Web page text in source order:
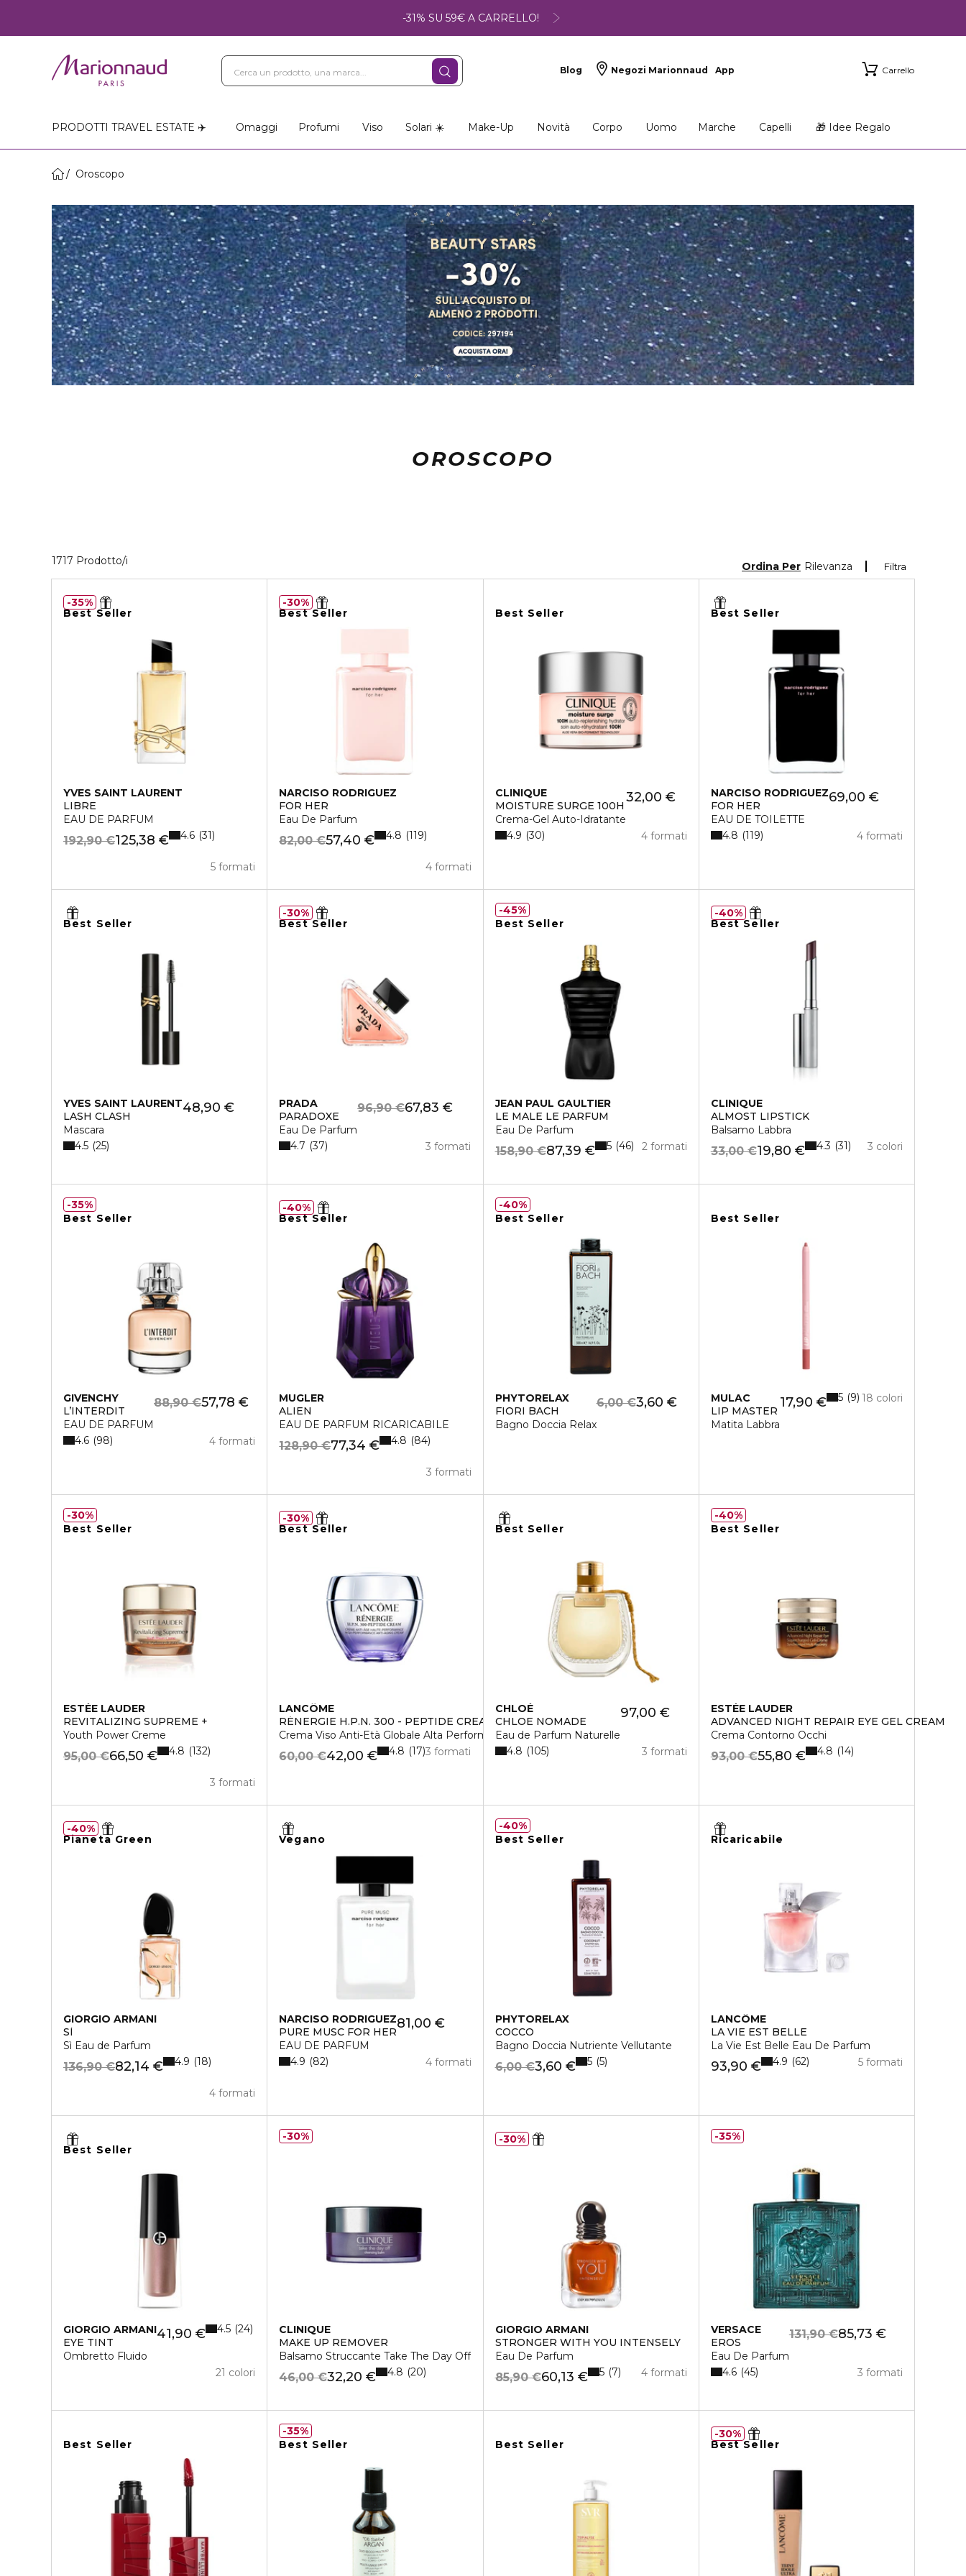
-31% SU 59€ A CARRELLO!
Blog Negozi Marionnaud App Carrello
PRODOTTI TRAVEL ESTATE ✈️
Omaggi Profumi Viso Solari ☀️ Make-Up Novità Corpo Uomo Marche Capelli 🎁 Idee Regalo
Oroscopo
OROSCOPO
1717 Prodotto/i Filtra
Ordina Per Rilevanza
Best Seller
YVES SAINT LAURENT
LIBRE
EAU DE PARFUM
125,38 €
192,90 €
5 formati
4.6 31
35%
Best Seller
NARCISO RODRIGUEZ
FOR HER
Eau De Parfum
57,40 €
82,00 €
4 formati
4.8 119
30%
Best Seller
CLINIQUE
MOISTURE SURGE 100H
Crema-Gel Auto-Idratante
32,00 €
4 formati
4.9 30
Best Seller
NARCISO RODRIGUEZ
FOR HER
EAU DE TOILETTE
69,00 €
4 formati
4.8 119
Best Seller
YVES SAINT LAURENT
LASH CLASH
Mascara
48,90 €
4.5 25
Best Seller
PRADA
PARADOXE
Eau De Parfum
67,83 €
96,90 €
3 formati
4.7 37
30%
Best Seller
JEAN PAUL GAULTIER
LE MALE LE PARFUM
Eau De Parfum
87,39 €
158,90 € 2 formati
5 46
45%
Best Seller
CLINIQUE
ALMOST LIPSTICK
Balsamo Labbra
19,80 €
33,00 € 3 colori
4.3 31
40%
Best Seller
GIVENCHY
L’INTERDIT
EAU DE PARFUM
57,78 €
88,90 €
4 formati
4.6 98
35%
Best Seller
MUGLER
ALIEN
EAU DE PARFUM RICARICABILE
77,34 €
128,90 €
3 formati
4.8 84
40%
Best Seller
PHYTORELAX
FIORI BACH
Bagno Doccia Relax
3,60 €
6,00 €
40%
Best Seller
MULAC
LIP MASTER
Matita Labbra
17,90 € 18 colori
5 9
Best Seller
ESTÉE LAUDER
REVITALIZING SUPREME +
Youth Power Creme
66,50 €
95,00 €
3 formati
4.8 132
30%
Best Seller
LANCÔME
RÉNERGIE H.P.N. 300 - PEPTIDE CREAM
Crema Viso Anti-Età Globale Alta Performance
42,00 €
60,00 € 3 formati
4.8 17
30%
Best Seller
CHLOÉ
CHLOE NOMADE
Eau de Parfum Naturelle
97,00 €
3 formati
4.8 105
Best Seller
ESTÉE LAUDER
ADVANCED NIGHT REPAIR EYE GEL CREAM
Crema Contorno Occhi
55,80 €
93,00 € 4.8 14
40%
Pianeta Green
GIORGIO ARMANI
SÌ
Sì Eau de Parfum
82,14 €
136,90 €
4 formati
4.9 18
40%
Vegano
NARCISO RODRIGUEZ
PURE MUSC FOR HER
EAU DE PARFUM
81,00 €
4 formati
4.9 82
Best Seller
PHYTORELAX
COCCO
Bagno Doccia Nutriente Vellutante
3,60 €
6,00 € 5 5
40%
Ricaricabile
LANCÔME
LA VIE EST BELLE
La Vie Est Belle Eau De Parfum
93,90 € 5 formati
4.9 62
Best Seller
GIORGIO ARMANI
EYE TINT
Ombretto Fluido
41,90 €
21 colori
4.5 24
CLINIQUE
MAKE UP REMOVER
Balsamo Struccante Take The Day Off
32,20 €
46,00 € 4.8 20
30%
GIORGIO ARMANI
STRONGER WITH YOU INTENSELY
Eau De Parfum
60,13 €
85,90 € 4 formati
5 7
30%
VERSACE
EROS
Eau De Parfum
85,73 €
131,90 €
3 formati
4.6 45
35%
Best Seller Best Seller
35%
Best Seller
Best Seller
30%